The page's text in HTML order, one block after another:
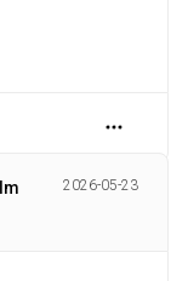
2026-05-23